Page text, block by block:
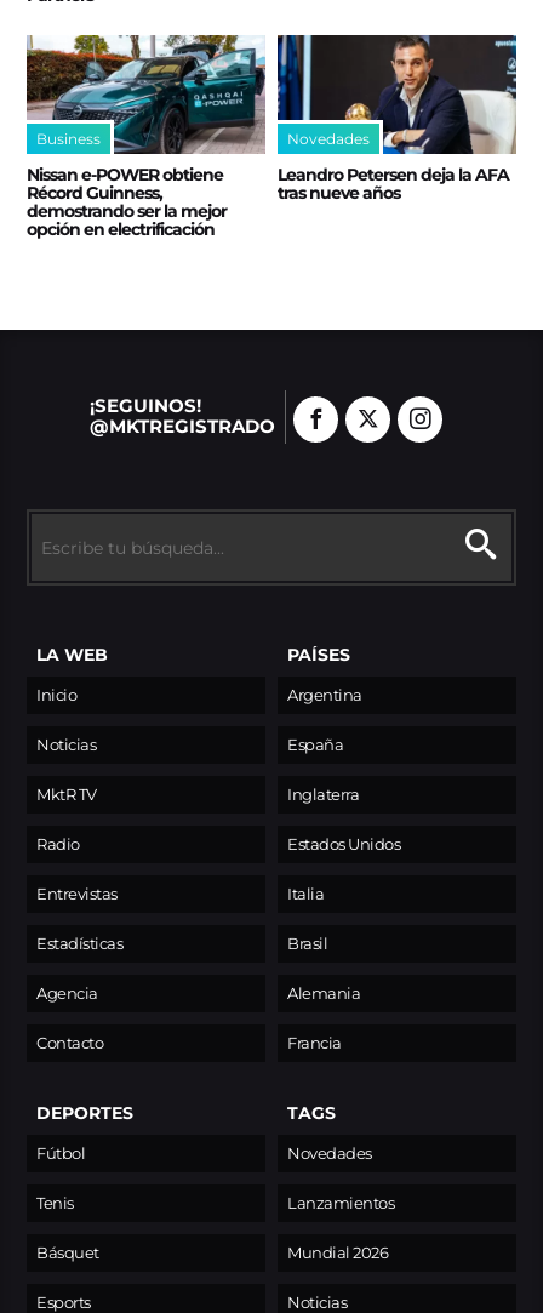
Business
Nissan e‑POWER obtiene
Récord Guinness,
demostrando ser la mejor
opción en electrificación
Novedades
Leandro Petersen deja la AFA
tras nueve años
¡SEGUINOS!
@MKTREGISTRADO
LA WEB
Inicio
Noticias
MktR TV
Radio
Entrevistas
Estadísticas
Agencia
Contacto
PAÍSES
Argentina
España
Inglaterra
Estados Unidos
Italia
Brasil
Alemania
Francia
DEPORTES
Fútbol
Tenis
Básquet
Esports
TAGS
Novedades
Lanzamientos
Mundial 2026
Noticias